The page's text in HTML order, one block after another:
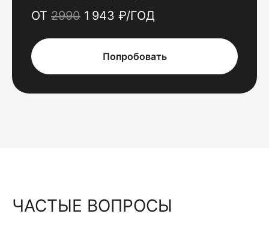
ОТ 2990 1 943 ₽/ГОД
Попробовать
ЧАСТЫЕ ВОПРОСЫ